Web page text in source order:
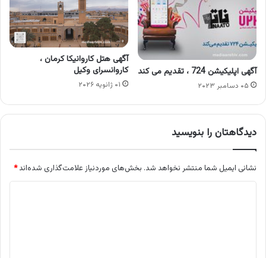
آگهی اپلیکیشن 724 ، تقدیم می کند
۰۵ دسامبر ۲۰۲۳
آگهی هتل کاروانیکا کرمان ،
کاروانسرای وکیل
۰۱ ژانویه ۲۰۲۶
دیدگاهتان را بنویسید
نشانی ایمیل شما منتشر نخواهد شد. بخش‌های موردنیاز علامت‌گذاری شده‌اند*